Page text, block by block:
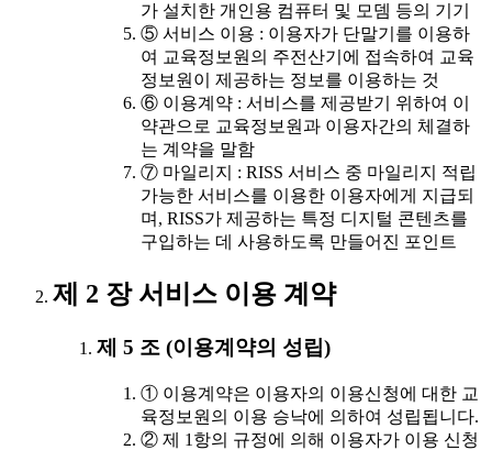
가 설치한 개인용 컴퓨터 및 모뎀 등의 기기
⑤ 서비스 이용 : 이용자가 단말기를 이용하
여 교육정보원의 주전산기에 접속하여 교육
정보원이 제공하는 정보를 이용하는 것
⑥ 이용계약 : 서비스를 제공받기 위하여 이
약관으로 교육정보원과 이용자간의 체결하
는 계약을 말함
⑦ 마일리지 : RISS 서비스 중 마일리지 적립
가능한 서비스를 이용한 이용자에게 지급되
며, RISS가 제공하는 특정 디지털 콘텐츠를
구입하는 데 사용하도록 만들어진 포인트
제 2 장 서비스 이용 계약
제 5 조 (이용계약의 성립)
① 이용계약은 이용자의 이용신청에 대한 교
육정보원의 이용 승낙에 의하여 성립됩니다.
② 제 1항의 규정에 의해 이용자가 이용 신청